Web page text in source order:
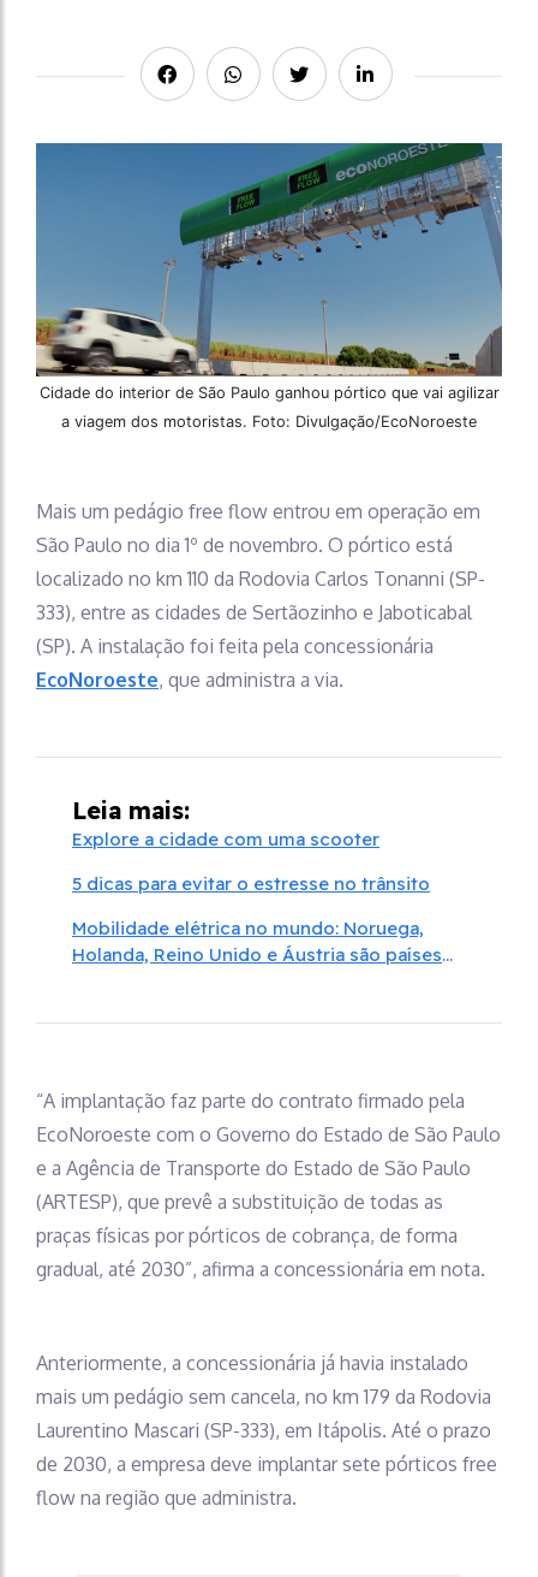
Cidade do interior de São Paulo ganhou pórtico que vai agilizar
a viagem dos motoristas. Foto: Divulgação/EcoNoroeste
Mais um pedágio free flow entrou em operação em
São Paulo no dia 1º de novembro. O pórtico está
localizado no km 110 da Rodovia Carlos Tonanni (SP-
333), entre as cidades de Sertãozinho e Jaboticabal
(SP). A instalação foi feita pela concessionária
EcoNoroeste, que administra a via.
Leia mais:
Explore a cidade com uma scooter
5 dicas para evitar o estresse no trânsito
Mobilidade elétrica no mundo: Noruega,
Holanda, Reino Unido e Áustria são países
“A implantação faz parte do contrato firmado pela
EcoNoroeste com o Governo do Estado de São Paulo
e a Agência de Transporte do Estado de São Paulo
(ARTESP), que prevê a substituição de todas as
praças físicas por pórticos de cobrança, de forma
gradual, até 2030”, afirma a concessionária em nota.
Anteriormente, a concessionária já havia instalado
mais um pedágio sem cancela, no km 179 da Rodovia
Laurentino Mascari (SP-333), em Itápolis. Até o prazo
de 2030, a empresa deve implantar sete pórticos free
flow na região que administra.